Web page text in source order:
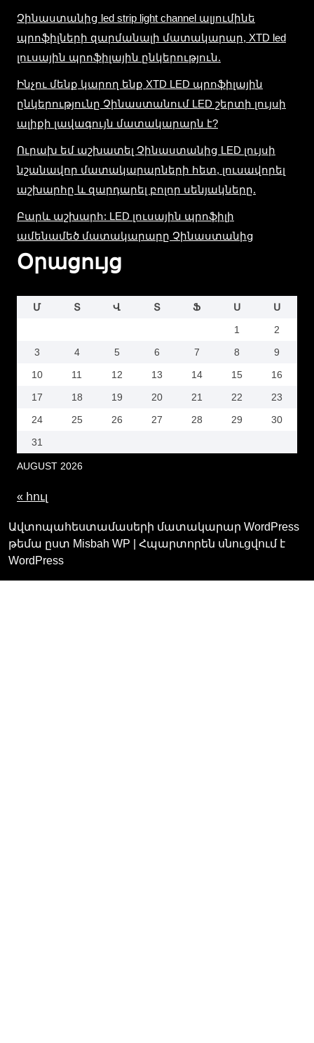
Չինաստանից led strip light channel ալյումինե
պրոֆիլների զարմանալի մատակարար, XTD led
լուսային պրոֆիլային ընկերություն.
Ինչու մենք կարող ենք XTD LED պրոֆիլային
ընկերությունը Չինաստանում LED շերտի լույսի
ալիքի լավագույն մատակարարն է?
Ուրախ եմ աշխատել Չինաստանից LED լույսի
նշանավոր մատակարարների հետ, լուսավորել
աշխարհը և զարդարել բոլոր սենյակները.
Բարև աշխարհ: LED լուսային պրոֆիլի
ամենամեծ մատակարարը Չինաստանից
Օրացույց
AUGUST 2026
Մ Տ Վ Տ Ֆ Ս
Ս
1
2
3
4 5 6 7 8
9
10
11 12 13 14 15
16
17
18 19 20 21 22
23
24
25 26 27 28 29
30
31
« հուլ
Ավտոպահեստամասերի մատակարար WordPress
թեմա ըստ Misbah WP
| Հպարտորեն սնուցվում է
WordPress